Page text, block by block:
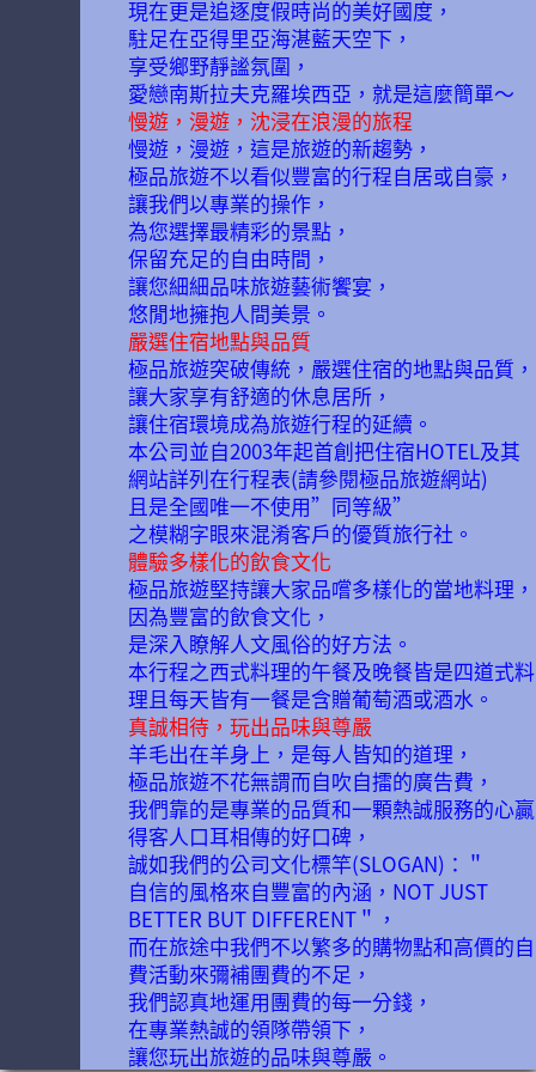
現在更是追逐度假時尚的美好國度，
駐足在亞得里亞海湛藍天空下，
享受鄉野靜謐氛圍，
愛戀南斯拉夫克羅埃西亞，就是這麼簡單～
慢遊，漫遊，沈浸在浪漫的旅程
慢遊，漫遊，這是旅遊的新趨勢，
極品旅遊不以看似豐富的行程自居或自豪，
讓我們以專業的操作，
為您選擇最精彩的景點，
保留充足的自由時間，
讓您細細品味旅遊藝術饗宴，
悠閒地擁抱人間美景。
嚴選住宿地點與品質
極品旅遊突破傳統，嚴選住宿的地點與品質，
讓大家享有舒適的休息居所，
讓住宿環境成為旅遊行程的延續。
本公司並自2003年起首創把住宿HOTEL及其
網站詳列在行程表(請參閱極品旅遊網站)
且是全國唯一不使用”同等級”
之模糊字眼來混淆客戶的優質旅行社。
體驗多樣化的飲食文化
極品旅遊堅持讓大家品嚐多樣化的當地料理，
因為豐富的飲食文化，
是深入瞭解人文風俗的好方法。
本行程之西式料理的午餐及晚餐皆是四道式料
理且每天皆有一餐是含贈葡萄酒或酒水。
真誠相待，玩出品味與尊嚴
羊毛出在羊身上，是每人皆知的道理，
極品旅遊不花無謂而自吹自擂的廣告費，
我們靠的是專業的品質和一顆熱誠服務的心贏
得客人口耳相傳的好口碑，
誠如我們的公司文化標竿(SLOGAN)：＂
自信的風格來自豐富的內涵，NOT JUST
BETTER BUT DIFFERENT＂，
而在旅途中我們不以繁多的購物點和高價的自
費活動來彌補團費的不足，
我們認真地運用團費的每一分錢，
在專業熱誠的領隊帶領下，
讓您玩出旅遊的品味與尊嚴。